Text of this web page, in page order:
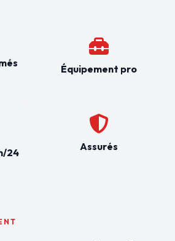
24
Équipement pro
Assurés